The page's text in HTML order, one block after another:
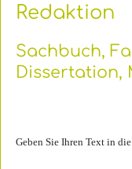
Redaktion
Sachbuch,
Dissertation,
Geben Sie Ihren Text in